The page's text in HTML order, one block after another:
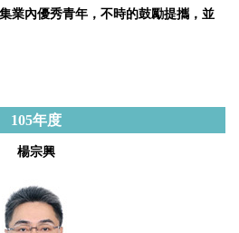
業內優秀青年，不時的鼓勵提攜，並
105年度
楊宗興